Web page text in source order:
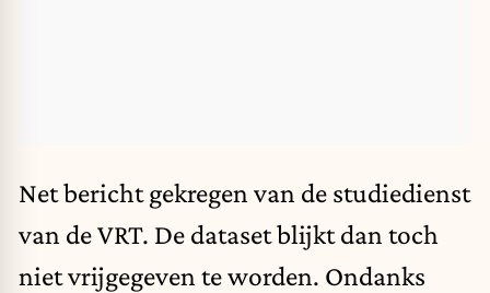
Net bericht gekregen van de studiedienst
van de VRT. De dataset blijkt dan toch
niet vrijgegeven te worden. Ondanks